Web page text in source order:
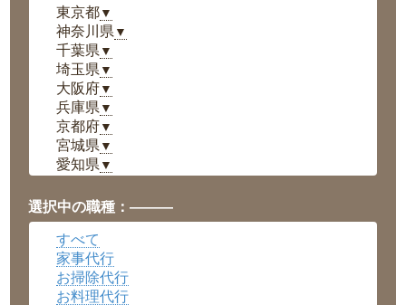
東京都▼
神奈川県 ▼
千葉県 ▼
埼玉県 ▼
大阪府▼
兵庫県 ▼
京都府▼
宮城県 ▼
愛知県 ▼
岡山県▼
広島県▼
沖縄県
選択中の職種：———
すべて
家事代行
お掃除代行
お料理代行